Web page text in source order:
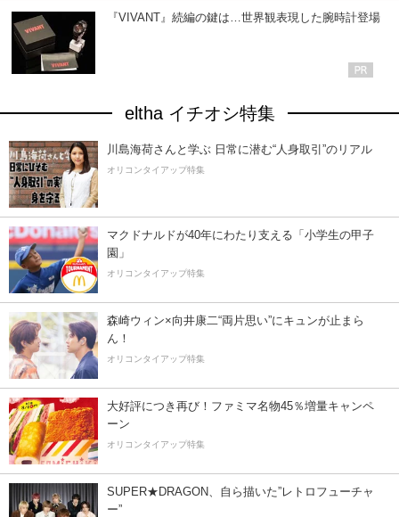
『VIVANT』続編の鍵は…世界観表現した腕時計登場
eltha イチオシ特集
川島海荷さんと学ぶ 日常に潜む“人身取引”のリアル
オリコンタイアップ特集
マクドナルドが40年にわたり支える「小学生の甲子
園」
オリコンタイアップ特集
森崎ウィン×向井康二“両片思い”にキュンが止まら
ん！
オリコンタイアップ特集
大好評につき再び！ファミマ名物45％増量キャンペ
ーン
オリコンタイアップ特集
SUPER★DRAGON、自ら描いた”レトロフューチャ
ー”